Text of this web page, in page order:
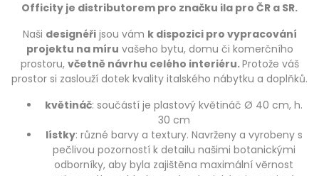
Officity je distributorem pro značku ila pro ČR a SR.
Naši designéřijsou vám k dispozici pro vypracování
projektu na míru vašeho bytu, domu či komerčního
prostoru, včetně návrhu celého interiéru.Protože váš
prostor si zaslouží dotek kvality italského nábytku a doplňků.
květináč: součástí je plastový květináč Ø 40 cm, h.
30 cm
lístky: různé barvy a textury. Navrženy a vyrobeny s
pečlivou pozorností k detailu našimi botanickými
odborníky, aby byla zajištěna maximální věrnost